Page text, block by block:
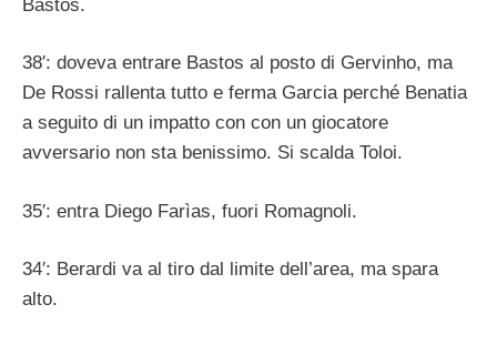
Bastos.
38′: doveva entrare Bastos al posto di Gervinho, ma
De Rossi rallenta tutto e ferma Garcia perché Benatia
a seguito di un impatto con con un giocatore
avversario non sta benissimo. Si scalda Toloi.
35′: entra Diego Farìas, fuori Romagnoli.
34′: Berardi va al tiro dal limite dell’area, ma spara
alto.